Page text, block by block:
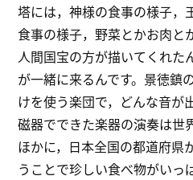
塔には，神様の食事の様子，
食事の様子，野菜とかお肉と
人間国宝の方が描いてくれた
が一緒に来るんです。景徳鎮
けを使う楽団で，どんな音が
磁器でできた楽器の演奏は
ほかに，日本全国の都道府県
うことで珍しい食べ物がいっ